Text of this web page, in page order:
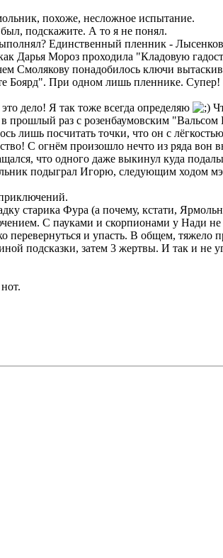
похоже, несложное испытание.
подскажите. А то я не понял.
Единственный пленник -
Дарья Мороз проходила "Кладовую
Смолякову понадобилось ключи
Боярд". При одном лишь пленнике. Супер!
дело! Я так тоже всегда определяю
раз с розенбаумовским "Вальсом
лишь посчитать точки, что он с
С огнём произошло нечто из ряда
что одного даже выкинул куда
подыграл Игорю, следующим ходом
старика Фура (а почему, кстати,
С пауками и скорпионами у Нади
перевернуться и упасть. В общем, тяжело
подсказки, затем 3 жертвы. И так и